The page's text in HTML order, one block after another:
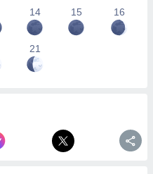
14 15 16
21